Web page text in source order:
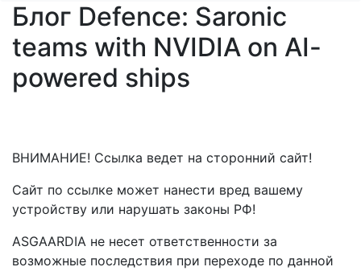
Блог Defence: Saronic
teams with NVIDIA on AI-
powered ships
ВНИМАНИЕ! Ссылка ведет на сторонний сайт!
Сайт по ссылке может нанести вред вашему
устройству или нарушать законы РФ!
ASGAARDIA не несет ответственности за
возможные последствия при переходе по данной